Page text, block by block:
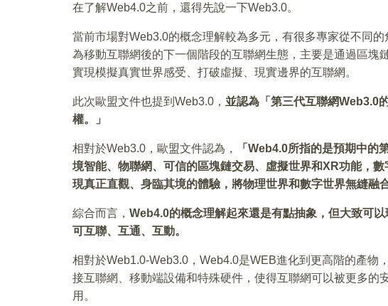
在了解Web4.0之前，還得先說一下Web3.0。
當前市場對Web3.0的概念理解較為多元，有很多專家從不同
為移動互聯網後的下一個階段的互聯網生態，主要是通過區塊
實現模擬真實世界感受、打破虛擬、現實邊界的互聯網。
此次歐盟文件也提到Web3.0， 並認為「第三代互聯網Web3.0
權。」
相對於Web3.0，歐盟文件認為，
「Web4.0所指的是預期中的
境智能、物聯網、可信的區塊鏈交易、虛擬世界和XR功能，
現真正直觀、身臨其境的體驗，將物理世界和數字世界無縫融合
綜合而言， Web4.0的概念理解起來還是有點抽象，但大致可
可互聯、互通、互動。
相對於Web1.0-Web3.0，Web4.0是WEB進化到更高階的產物
接互聯網、移動端設備和特殊硬件，使得互聯網可以被更多的
用。